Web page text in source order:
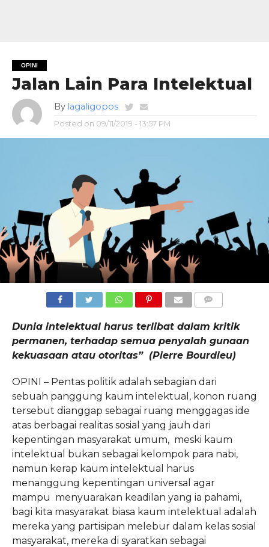
OPINI
Jalan Lain Para Intelektual
By lagaligopos
Posted on 09/11/2019 - 13:57 PM
Dunia intelektual harus terlibat dalam kritik
permanen, terhadap semua penyalah gunaan
kekuasaan atau otoritas” (Pierre Bourdieu)
OPINI – Pentas politik adalah sebagian dari
sebuah panggung kaum intelektual, konon ruang
tersebut dianggap sebagai ruang menggagas ide
atas berbagai realitas sosial yang jauh dari
kepentingan masyarakat umum, meski kaum
intelektual bukan sebagai kelompok para nabi,
namun kerap kaum intelektual harus
menanggung kepentingan universal agar
mampu menyuarakan keadilan yang ia pahami,
bagi kita masyarakat biasa kaum intelektual adalah
mereka yang partisipan melebur dalam kelas sosial
masyarakat, mereka di syaratkan sebagai